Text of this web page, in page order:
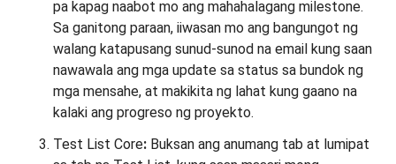
pa kapag naabot mo ang mahahalagang milestone.
Sa ganitong paraan, iiwasan mo ang bangungot ng
walang katapusang sunud-sunod na email kung saan
nawawala ang mga update sa status sa bundok ng
mga mensahe, at makikita ng lahat kung gaano na
kalaki ang progreso ng proyekto.
Test List Core: Buksan ang anumang tab at lumipat